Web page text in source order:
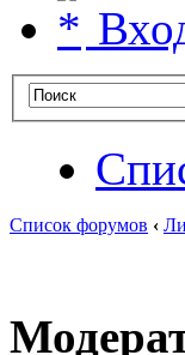
Список форумов ‹